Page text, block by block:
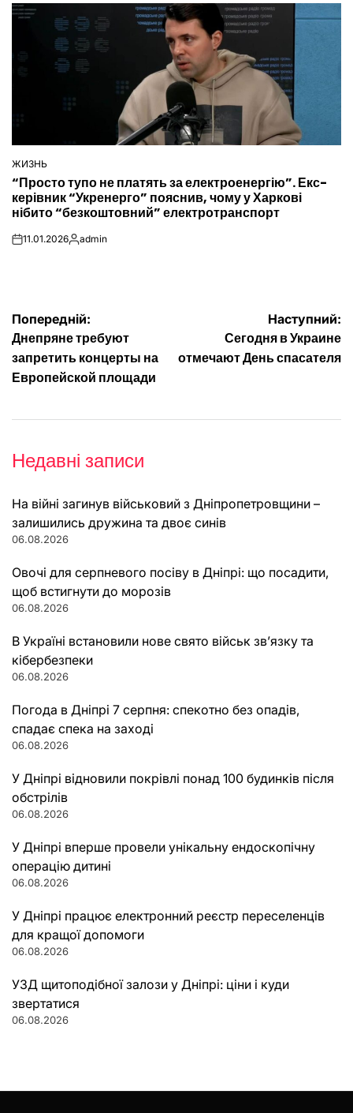
ОПУБЛІКУВАТИ
У
ЖИЗНЬ
“Просто тупо не платять за електроенергію”. Екс-
керівник “Укренерго” пояснив, чому у Харкові
нібито “безкоштовний” електротранспорт
on11.01.2026Опубліковано
admin
Навігація
записів
Попередній:
Днепряне требуют
запретить концерты на
Европейской площади
Наступний:
Сегодня в Украине
отмечают День спасателя
Недавні записи
На війні загинув військовий з Дніпропетровщини –
залишились дружина та двоє синів
06.08.2026
Овочі для серпневого посіву в Дніпрі: що посадити,
щоб встигнути до морозів
06.08.2026
В Україні встановили нове свято військ зв’язку та
кібербезпеки
06.08.2026
Погода в Дніпрі 7 серпня: спекотно без опадів,
спадає спека на заході
06.08.2026
У Дніпрі відновили покрівлі понад 100 будинків після
обстрілів
06.08.2026
У Дніпрі вперше провели унікальну ендоскопічну
операцію дитині
06.08.2026
У Дніпрі працює електронний реєстр переселенців
для кращої допомоги
06.08.2026
УЗД щитоподібної залози у Дніпрі: ціни і куди
звертатися
06.08.2026